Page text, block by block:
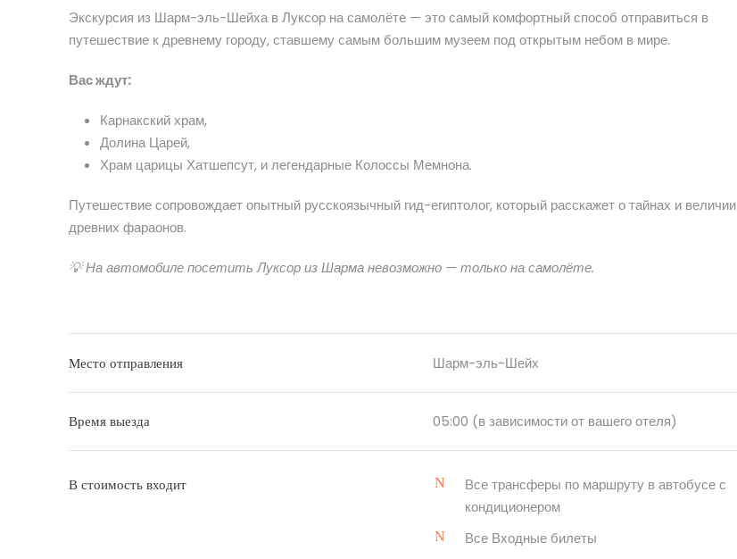
Экскурсия из Шарм-эль-Шейха в Луксор на самолёте — это самый комфортный способ отправиться в
путешествие к древнему городу, ставшему самым большим музеем под открытым небом в мире.
Вас ждут:
Карнакский храм,
Долина Царей,
Храм царицы Хатшепсут, и легендарные Колоссы Мемнона.
Путешествие сопровождает опытный русскоязычный гид-египтолог, который расскажет о тайнах и величии
древних фараонов.
💡 На автомобиле посетить Луксор из Шарма невозможно — только на самолёте.
Место отправления Шарм-эль-Шейх
Время выезда 05:00 (в зависимости от вашего отеля)
В стоимость входит
Все трансферы по маршруту в автобусе с
кондиционером
Все Входные билеты